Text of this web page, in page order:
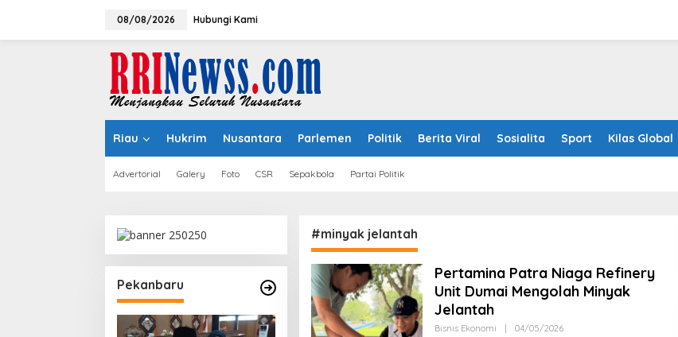
08/08/2026 Hubungi Kami
Riau Hukrim Nusantara Parlemen Politik Berita Viral Sosialita Sport Kilas Global
Advertorial Galery Foto CSR Sepakbola Partai Politik
Pekanbaru
#minyak jelantah
Pertamina Patra Niaga Refinery
Unit Dumai Mengolah Minyak
Jelantah
Bisnis Ekonomi 04/05/2026Oleh